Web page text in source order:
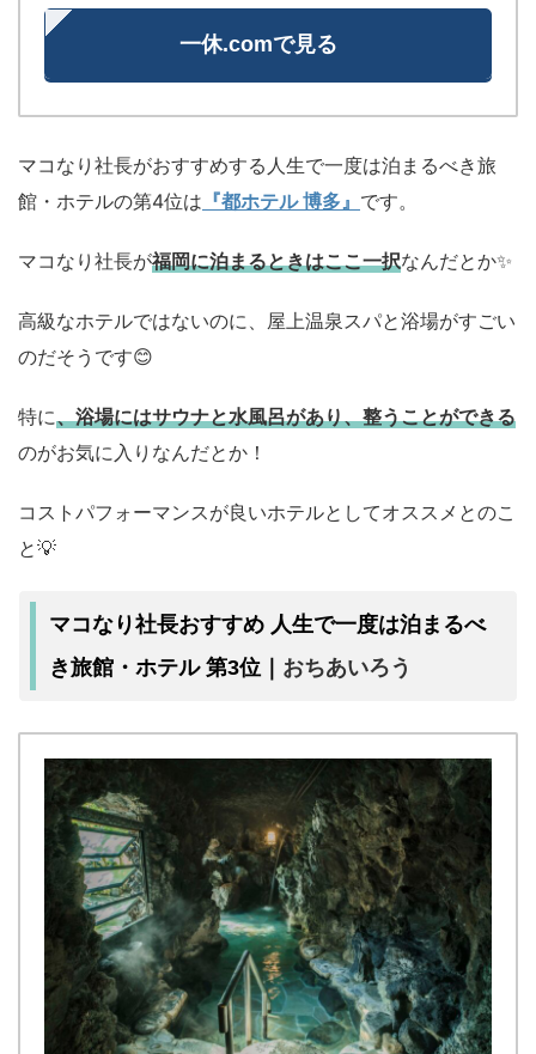
一休.comで見る
マコなり社長がおすすめする人生で一度は泊まるべき旅
館・ホテルの第4位は 『都ホテル 博多』 です。
マコなり社長が福岡に泊まるときはここ一択なんだとか✨
高級なホテルではないのに、屋上温泉スパと浴場がすごい
のだそうです😊
特に、浴場にはサウナと水風呂があり、整うことができる
のがお気に入りなんだとか！
コストパフォーマンスが良いホテルとしてオススメとのこ
と💡
マコなり社長おすすめ 人生で一度は泊まるべ
き旅館・ホテル 第3位｜ おちあいろう